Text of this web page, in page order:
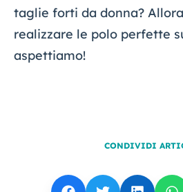
taglie forti da donna?
realizzare le polo perfette
aspettiamo!
CONDIVIDI